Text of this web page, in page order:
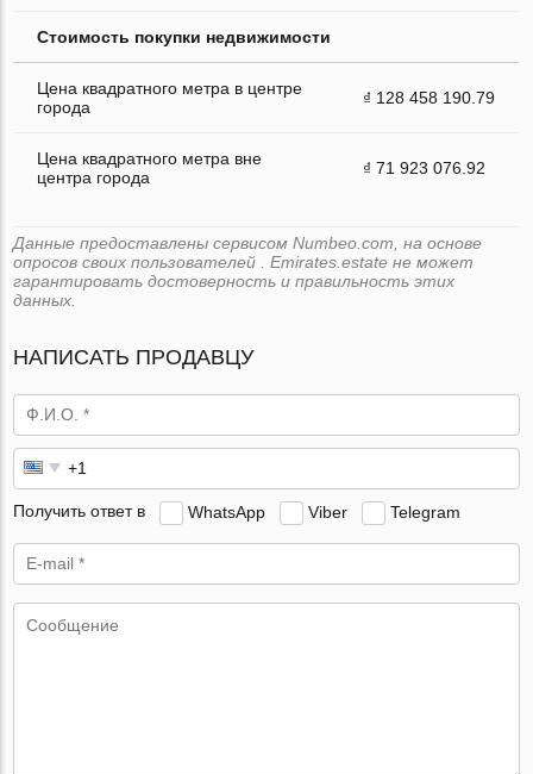
Стоимость покупки недвижимости
Цена квадратного метра в центре
города
₫ 128 458 190.79
Цена квадратного метра вне
центра города
₫ 71 923 076.92
Данные предоставлены сервисом Numbeo.com, на основе
опросов своих пользователей . Emirates.estate не может
гарантировать достоверность и правильность этих
данных.
НАПИСАТЬ ПРОДАВЦУ
Получить ответ в WhatsApp Viber Telegram